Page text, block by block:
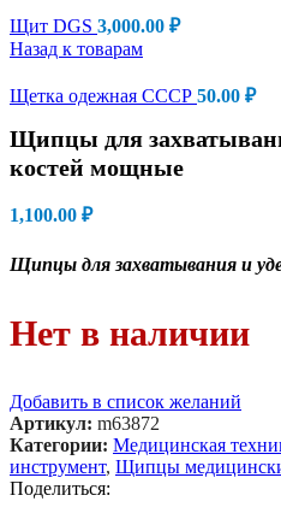
Щит DGS 3,000.00 ₽
Назад к товарам
Щетка одежная СССР 50.00 ₽
Щипцы для
костей мощные
1,100.00 ₽
Щипцы для захватывания и
Нет в наличии
Добавить в список желаний
Артикул: m63872
Категории: Медицинская
инструмент, Щипцы
Поделиться: